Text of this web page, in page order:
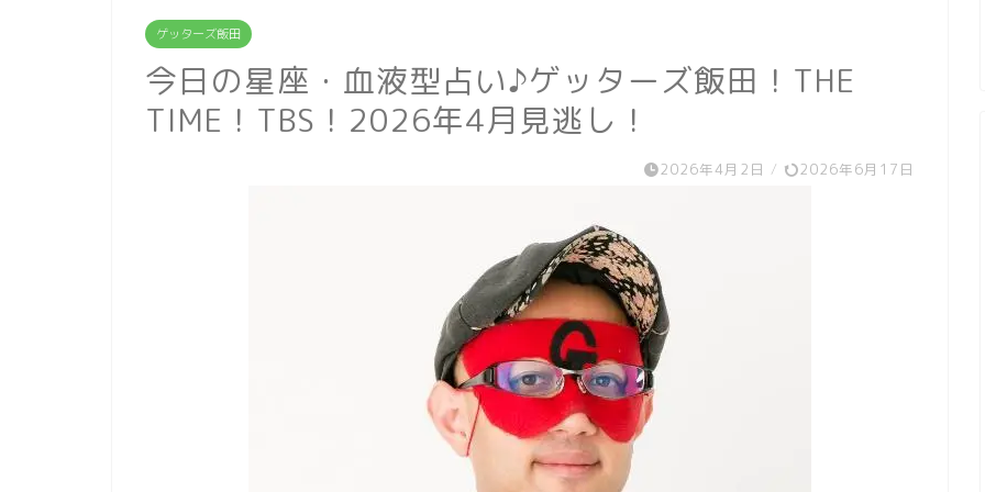
ゲッターズ飯田
今日の星座・血液型占い♪ゲッターズ飯田！THE
TIME！TBS！2026年4月見逃し！
2026年4月2日 / 2026年6月17日